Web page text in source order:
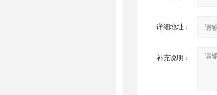
详细地址：
补充说明：